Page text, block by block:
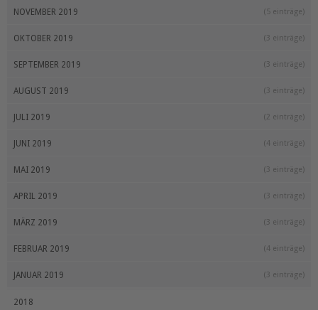
NOVEMBER 2019 (5 einträge)
OKTOBER 2019 (3 einträge)
SEPTEMBER 2019 (3 einträge)
AUGUST 2019 (3 einträge)
JULI 2019 (2 einträge)
JUNI 2019 (4 einträge)
MAI 2019 (3 einträge)
APRIL 2019 (3 einträge)
MÄRZ 2019 (3 einträge)
FEBRUAR 2019 (4 einträge)
JANUAR 2019 (3 einträge)
2018